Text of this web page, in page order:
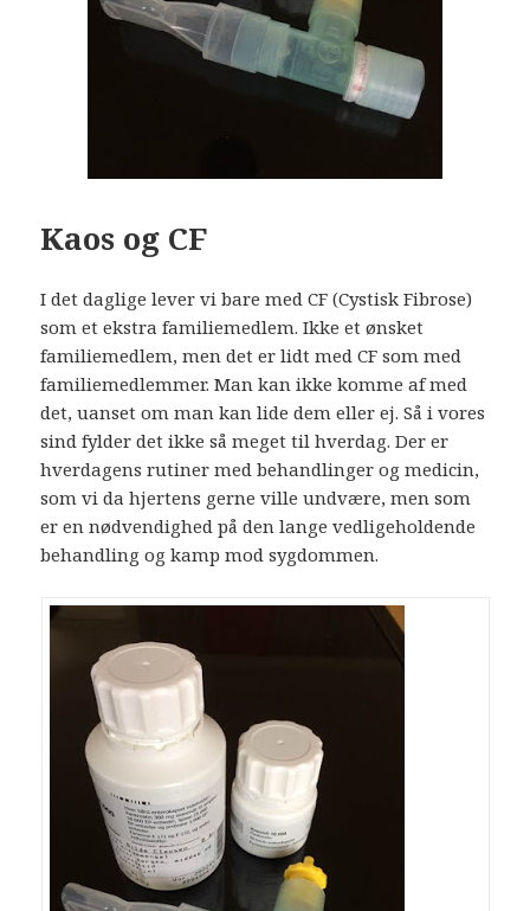
Kaos og CF
I det daglige lever vi bare med CF (Cystisk Fibrose)
som et ekstra familiemedlem. Ikke et ønsket
familiemedlem, men det er lidt med CF som med
familiemedlemmer. Man kan ikke komme af med
det, uanset om man kan lide dem eller ej. Så i vores
sind fylder det ikke så meget til hverdag. Der er
hverdagens rutiner med behandlinger og medicin,
som vi da hjertens gerne ville undvære, men som
er en nødvendighed på den lange vedligeholdende
behandling og kamp mod sygdommen.